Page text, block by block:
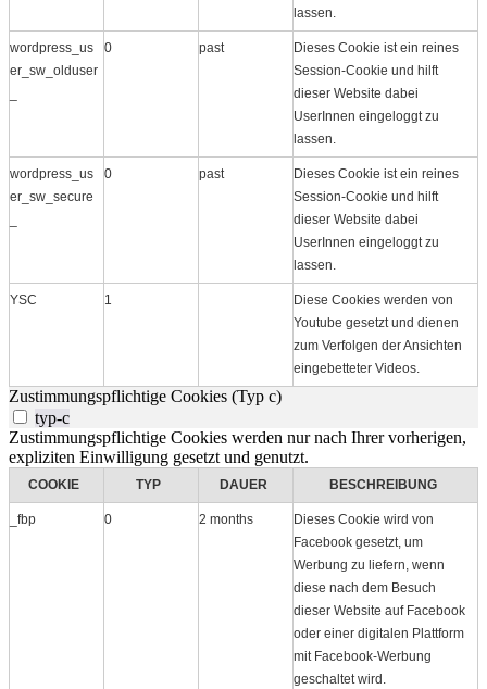
lassen.
wordpress_us
er_sw_olduser
0 past
Dieses Cookie ist ein reines
Session-Cookie und hilft
dieser Website dabei
UserInnen eingeloggt zu
lassen.
wordpress_us
er_sw_secure
0 past
Dieses Cookie ist ein reines
Session-Cookie und hilft
dieser Website dabei
UserInnen eingeloggt zu
lassen.
YSC 1
Diese Cookies werden von
Youtube gesetzt und dienen
zum Verfolgen der Ansichten
eingebetteter Videos.
Zustimmungspflichtige Cookies (Typ c)
typ-c
Zustimmungspflichtige Cookies werden nur nach Ihrer vorherigen,
expliziten Einwilligung gesetzt und genutzt.
COOKIE TYP DAUER BESCHREIBUNG
_fbp 0 2 months
Dieses Cookie wird von
Facebook gesetzt, um
Werbung zu liefern, wenn
diese nach dem Besuch
dieser Website auf Facebook
oder einer digitalen Plattform
mit Facebook-Werbung
geschaltet wird.